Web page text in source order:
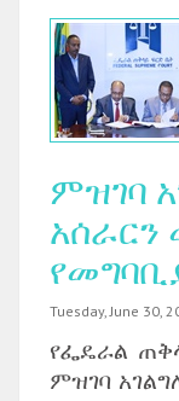
ምዝገባ
Tuesday, June 30,
‎የፌዴራል
ምዝገባ